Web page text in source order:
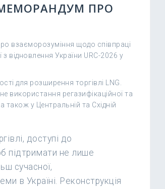
ПРО
взаєморозуміння щодо співпраці
відновлення України URC-2026 у
для розширення торгівлі LNG.
використання регазифікаційної та
також у Центральній та Східній
доступі до
підтримати не лише
сучасної,
в Україні. Реконструкція